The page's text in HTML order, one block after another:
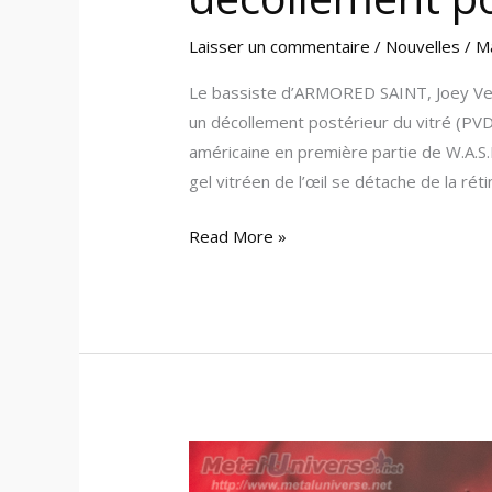
Laisser un commentaire / Nouvelles /
Le bassiste d’ARMORED SAINT,
un décollement postérieur du vitré
américaine en première partie de
gel vitréen de l’œil se détache de la
Read More »
24:11:14